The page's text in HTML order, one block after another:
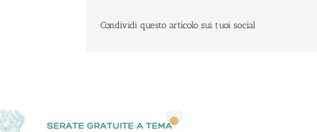
Condividi questo articolo sui tuoi social